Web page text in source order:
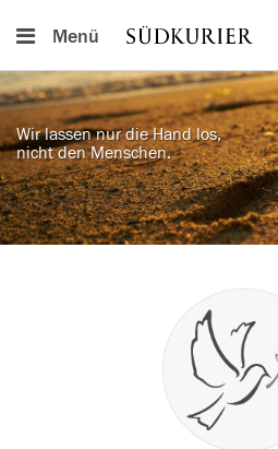
Menü
Wir lassen nur die Hand los,
nicht den Menschen.